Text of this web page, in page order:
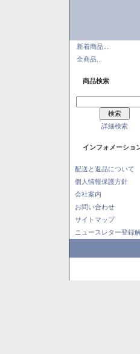
新着商品...
全商品...
商品検索
詳細検索
インフォメーショ
配送と返品について
個人情報保護方針
会社案内
お問い合わせ
サイトマップ
ニュースレター登録